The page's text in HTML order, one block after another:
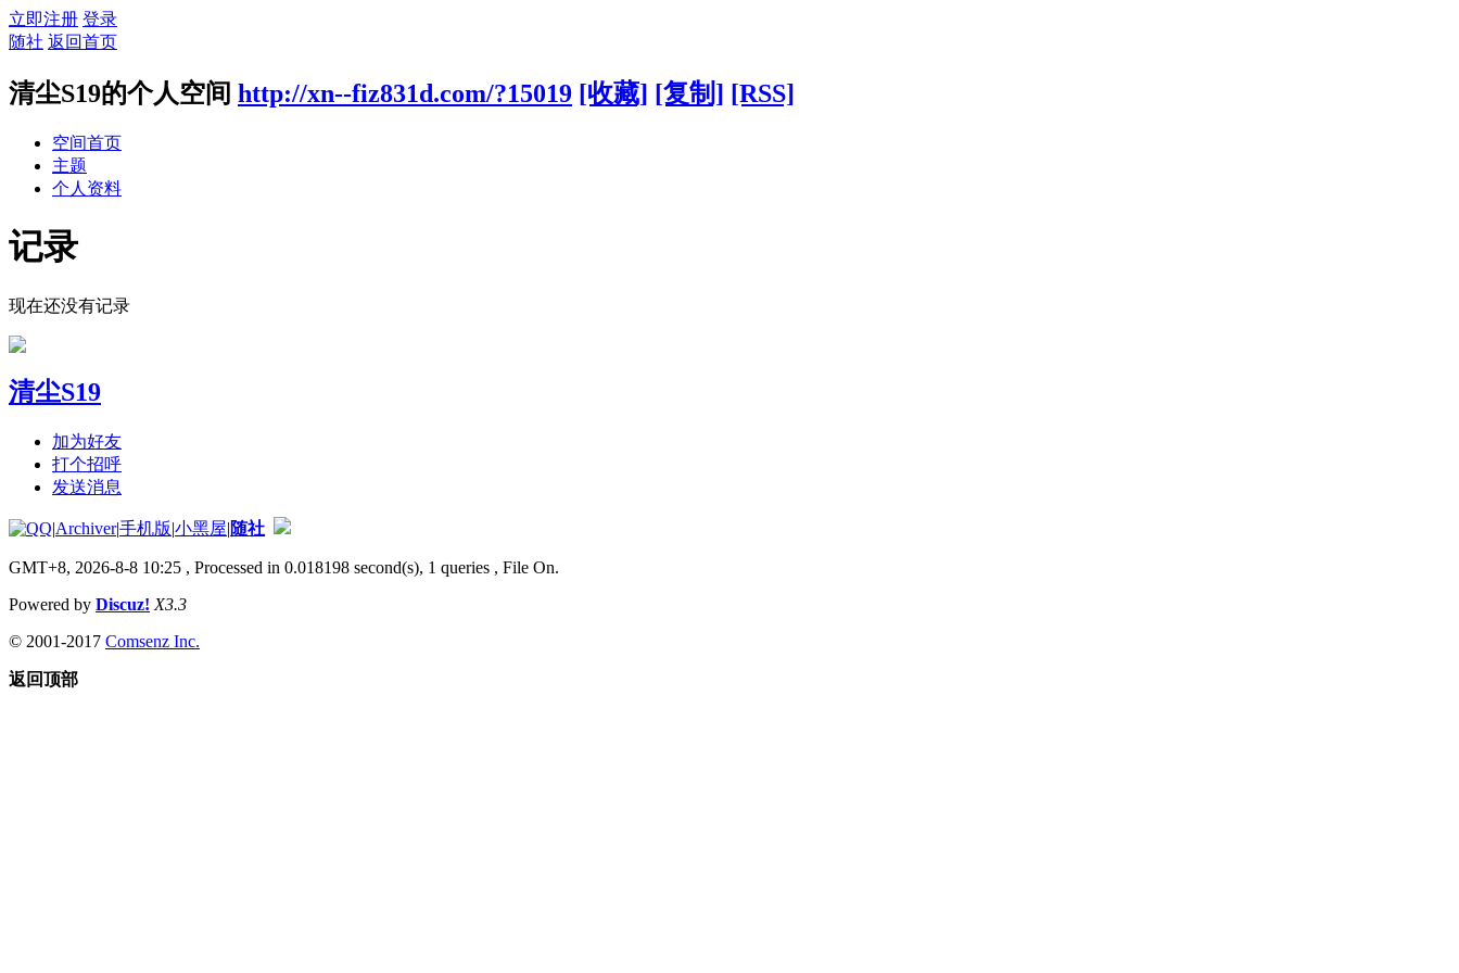
立即注册 登录
随社 返回首页
清尘S19的个人空间 http://xn--fiz831d.com/?15019 [收藏] [复制] [RSS]
空间首页
主题
个人资料
记录
现在还没有记录
清尘S19
加为好友
打个招呼
发送消息
|Archiver|手机版|小黑屋|随社
GMT+8, 2026-8-8 10:25 , Processed in 0.018198 second(s), 1 queries , File On.
Powered by Discuz! X3.3
© 2001-2017 Comsenz Inc.
返回顶部